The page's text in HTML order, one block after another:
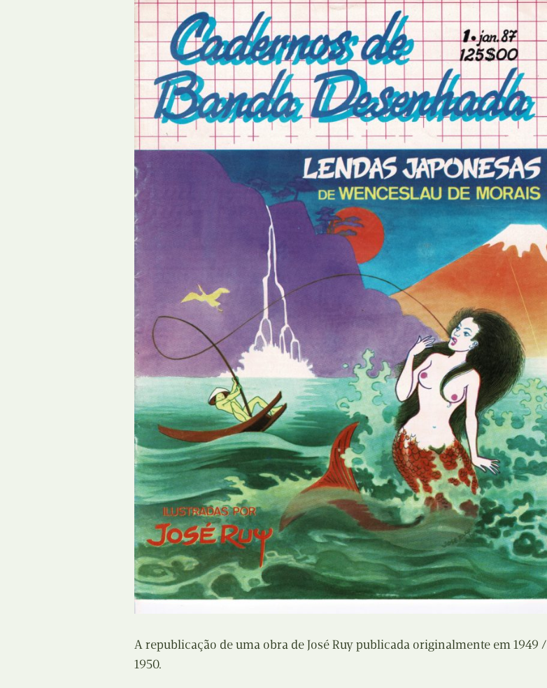
Bolsas
Colóquios
Concursos
Curtas
Edição Digital
Edição Portuguesa
Fanzines
Festivais e Salões
Formação
Internacional
Estudos
Óbitos
Para BD
Publicação Original
Prémios
Programas e Catálogos
Publicações em periódicos
A republicação de uma obra de José Ruy publicada originalmente em 1949 /
1950.